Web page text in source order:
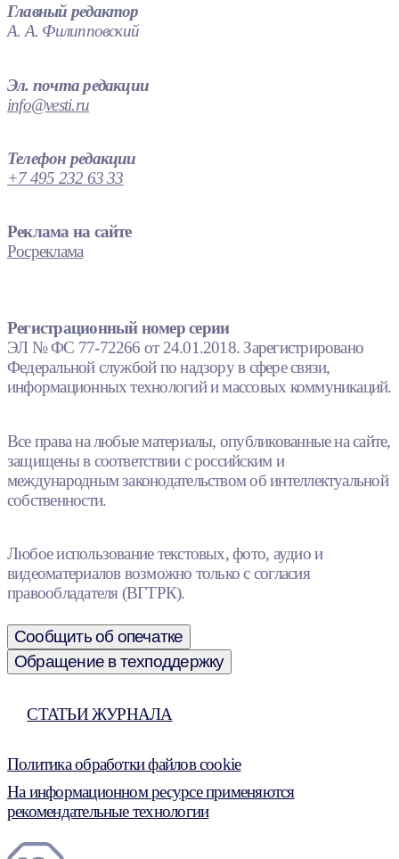
Главный редактор
А. А. Филипповский
Эл. почта редакции
info@vesti.ru
Телефон редакции
+7 495 232 63 33
Реклама на сайте
Росреклама
Регистрационный номер серии
ЭЛ № ФС 77-72266 от 24.01.2018. Зарегистрировано
Федеральной службой по надзору в сфере связи,
информационных технологий и массовых коммуникаций.
Все права на любые материалы, опубликованные на сайте,
защищены в соответствии с российским и
международным законодательством об интеллектуальной
собственности.
Любое использование текстовых, фото, аудио и
видеоматериалов возможно только с согласия
правообладателя (ВГТРК).
Сообщить об опечатке
Обращение в техподдержку
СТАТЬИ ЖУРНАЛА
Политика обработки файлов cookie
На информационном ресурсе применяются
рекомендательные технологии